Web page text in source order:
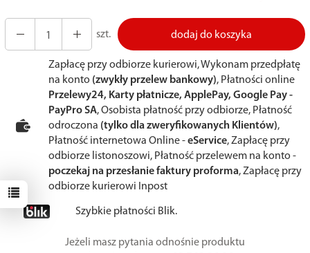
szt. dodaj do koszyka
Zapłacę przy odbiorze kurierowi, Wykonam przedpłatę
na konto (zwykły przelew bankowy), Płatności online
Przelewy24, Karty płatnicze, ApplePay, Google Pay -
PayPro SA, Osobista płatność przy odbiorze, Płatność
odroczona (tylko dla zweryfikowanych Klientów),
Płatność internetowa Online -eService, Zapłacę przy
odbiorze listonoszowi, Płatność przelewem na konto -
poczekaj na przesłanie faktury proforma, Zapłacę przy
odbiorze kurierowi Inpost
Szybkie płatności Blik.
Jeżeli masz pytania odnośnie produktu